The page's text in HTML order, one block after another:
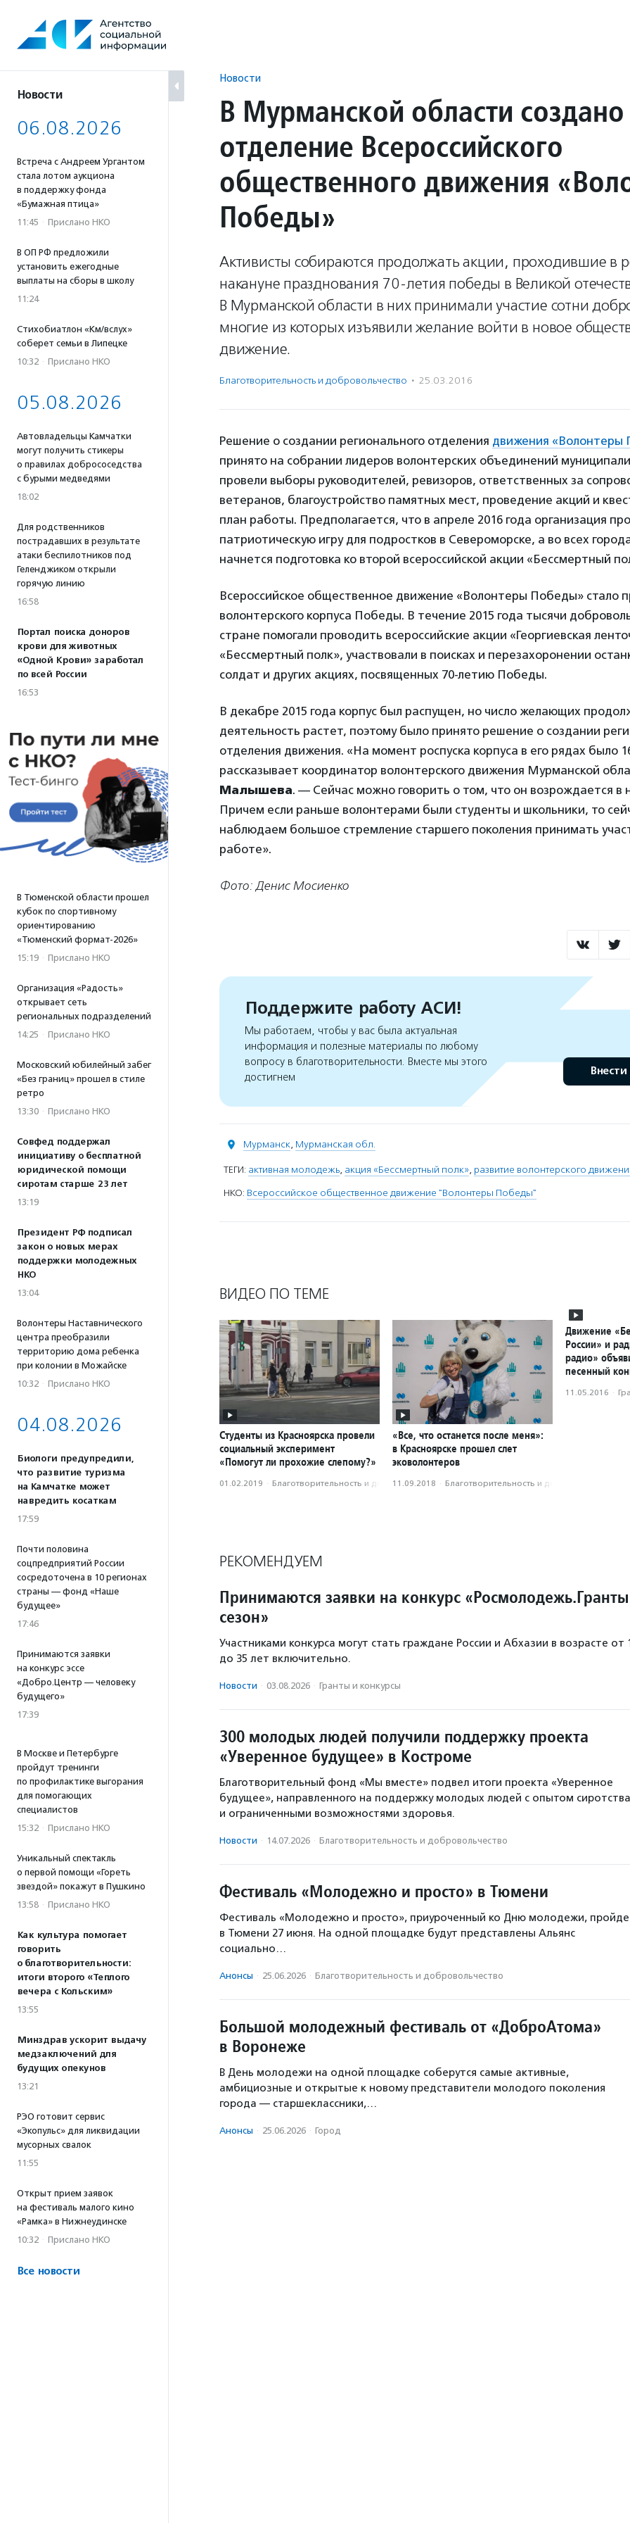
содержанию
Новости
06.08.2026
Встреча с Андреем Ургантом
стала лотом аукциона
в поддержку фонда
«Бумажная птица»
11:45 · Прислано НКО
В ОП РФ предложили
установить ежегодные
выплаты на сборы в школу
11:24
Стихобиатлон «Км/вслух»
соберет семьи в Липецке
10:32 · Прислано НКО
05.08.2026
Автовладельцы Камчатки
могут получить стикеры
о правилах добрососедства
с бурыми медведями
18:02
Для родственников
пострадавших в результате
атаки беспилотников под
Геленджиком открыли
горячую линию
16:58
Портал поиска доноров
крови для животных
«Одной Крови» заработал
по всей России
16:53
В Тюменской области прошел
кубок по спортивному
ориентированию
«Тюменский формат-2026»
15:19 · Прислано НКО
Организация «Радость»
открывает сеть
региональных подразделений
14:25 · Прислано НКО
Московский юбилейный забег
«Без границ» прошел в стиле
ретро
13:30 · Прислано НКО
Совфед поддержал
инициативу о бесплатной
юридической помощи
сиротам старше 23 лет
13:19
Президент РФ подписал
закон о новых мерах
поддержки молодежных
НКО
13:04
Волонтеры Наставнического
центра преобразили
территорию дома ребенка
при колонии в Можайске
10:32 · Прислано НКО
04.08.2026
Биологи предупредили,
что развитие туризма
на Камчатке может
навредить косаткам
17:59
Почти половина
соцпредприятий России
сосредоточена в 10 регионах
страны — фонд «Наше
будущее»
17:46
Принимаются заявки
на конкурс эссе
«Добро.Центр — человеку
будущего»
17:39
В Москве и Петербурге
пройдут тренинги
по профилактике выгорания
для помогающих
специалистов
15:32 · Прислано НКО
Уникальный спектакль
о первой помощи «Гореть
звездой» покажут в Пушкино
13:58 · Прислано НКО
Как культура помогает
говорить
о благотворительности:
итоги второго «Теплого
вечера с Кольским»
13:55
Минздрав ускорит выдачу
медзаключений для
будущих опекунов
13:21
РЭО готовит сервис
«Экопульс» для ликвидации
мусорных свалок
11:55
Открыт прием заявок
на фестиваль малого кино
«Рамка» в Нижнеудинске
10:32 · Прислано НКО
Все новости
Новости
В Мурманской области создано
отделение Всероссийского
общественного движения
Победы»
Активисты собираются продолжать акции, проходившие в
накануне празднования 70-летия победы в Великой
В Мурманской области в них принимали участие сотни
многие из которых изъявили желание войти в новое
движение.
Благотвори­тель­ность и доброволь­чест­во · 25.03.2016
Решение о создании регионального отделения движения «Волонтеры
принято на собрании лидеров волонтерских объединений
провели выборы руководителей, ревизоров, ответственных за
ветеранов, благоустройство памятных мест, проведение акций и
план работы. Предполагается, что в апреле 2016 года организация
патриотическую игру для подростков в Североморске, а во всех
начнется подготовка ко второй всероссийской акции «Бессмертный
Всероссийское общественное движение «Волонтеры Победы» стало
волонтерского корпуса Победы. В течение 2015 года тысячи
стране помогали проводить всероссийские акции «Георгиевская
«Бессмертный полк», участвовали в поисках и перезахоронении
солдат и других акциях, посвященных 70-летию Победы.
В декабре 2015 года корпус был распущен, но число желающих
деятельность растет, поэтому было принято решение о создании
отделения движения. «На момент роспуска корпуса в его рядах было
рассказывает координатор волонтерского движения Мурманской
Малышева. — Сейчас можно говорить о том, что он возрождается в
Причем если раньше волонтерами были студенты и школьники, то
наблюдаем большое стремление старшего поколения принимать
работе».
Фото: Денис Мосиенко
Поддержите работу АСИ!
Мы работаем, чтобы у вас была актуальная
информация и полезные материалы по любому
вопросу в благотворительности. Вместе мы этого
достигнем
Внести
Мурманск, Мурманская обл.
ТЕГИ: активная молодежь, акция «Бессмертный полк», развитие волонтерского
НКО: Всероссийское общественное движение "Волонтеры Победы"
ВИДЕО ПО ТЕМЕ
Студенты из Красноярска провели
социальный эксперимент
«Помогут ли прохожие слепому?»
01.02.2019 · Благотвори­тель­ность и доброволь­чест­во
«Все, что останется после меня»:
в Красноярске прошел слет
эковолонтеров
11.09.2018 · Благотвори­тель­ность и доброволь­чест­во
Движение
России» и
радио»
песенный
11.05.2016 ·
РЕКОМЕНДУЕМ
Принимаются заявки на конкурс
сезон»
Участниками конкурса могут стать граждане России и Абхазии в возрасте от
до 35 лет включительно.
Новости · 03.08.2026 · Гранты и конкурсы
300 молодых людей получили поддержку проекта
«Уверенное будущее» в Костроме
Благотворительный фонд «Мы вместе» подвел итоги проекта «Уверенное
будущее», направленного на поддержку молодых людей с опытом сиротства
и ограниченными возможностями здоровья.
Новости · 14.07.2026 · Благотвори­тель­ность и доброволь­чест­во
Фестиваль «Молодежно и просто» в Тюмени
Фестиваль «Молодежно и просто», приуроченный ко Дню молодежи,
в Тюмени 27 июня. На одной площадке будут представлены Альянс
социально…
Анонсы · 25.06.2026 · Благотвори­тель­ность и доброволь­чест­во
Большой молодежный фестиваль от «ДоброАтома»
в Воронеже
В День молодежи на одной площадке соберутся самые активные,
амбициозные и открытые к новому представители молодого поколения
города — старшеклассники,…
Анонсы · 25.06.2026 · Город